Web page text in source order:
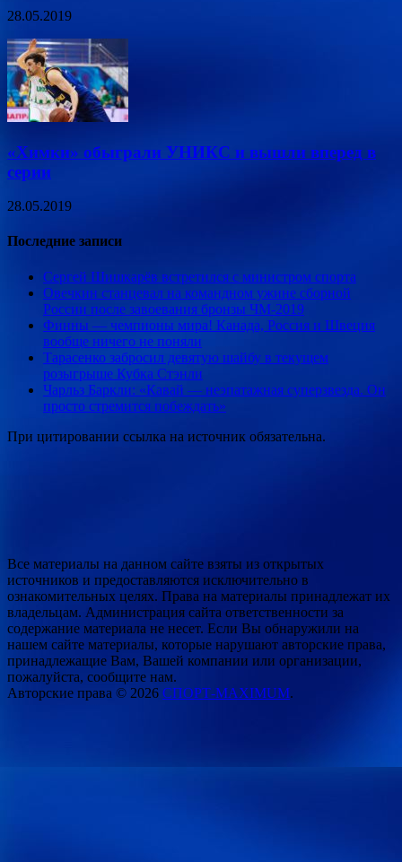
28.05.2019
«Химки» обыграли УНИКС и вышли вперед в
серии
28.05.2019
Последние записи
Сергей Шишкарёв встретился с министром спорта
Овечкин станцевал на командном ужине сборной
России после завоевания бронзы ЧМ-2019
Финны — чемпионы мира! Канада, Россия и Швеция
вообще ничего не поняли
Тарасенко забросил девятую шайбу в текущем
розыгрыше Кубка Стэнли
Чарльз Баркли: «Кавай — неэпатажная суперзвезда. Он
просто стремится побеждать»
При цитировании ссылка на источник обязательна.
Все материалы на данном сайте взяты из открытых
источников и предоставляются исключительно в
ознакомительных целях. Права на материалы принадлежат их
владельцам. Администрация сайта ответственности за
содержание материала не несет. Если Вы обнаружили на
нашем сайте материалы, которые нарушают авторские права,
принадлежащие Вам, Вашей компании или организации,
пожалуйста, сообщите нам.
Авторские права © 2026 СПОРТ-MAXIMUM.